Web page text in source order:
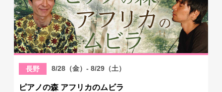
長野 8/28（金）- 8/29（土）
ピアノの森 アフリカのムビラ